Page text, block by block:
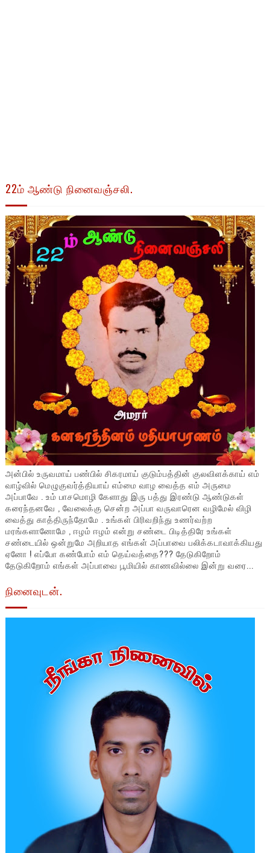
22ம் ஆண்டு நினைவஞ்சலி.
அன்பில் உருவமாய் பண்பில் சிகரமாய் குடும்பத்தின் குலவிளக்காய் எம்
வாழ்வில் மெழுகுவர்த்தியாய் எம்மை வாழ வைத்த எம் அருமை
அப்பாவே . உம் பாசமொழி கேளாது இரு பத்து இரண்டு ஆண்டுகள்
கரைந்தனவே , வேலைக்கு சென்ற அப்பா வருவாரென வழிமேல் விழி
வைத்து காத்திருந்தோமே . உங்கள் பிரிவறிந்து உணர்வற்ற
மரங்களானோமே , ஈழம் ஈழம் என்று சண்டை பிடித்திரே உங்கள்
சண்டையில் ஒன்றுமே அறியாத எங்கள் அப்பாவை பலிக்கடாவாக்கியது
ஏனோ ! எப்போ கண்போம் எம் தெய்வத்தை??? தேடுகிறோம்
தேடுகிறோம் எங்கள் அப்பாவை பூமியில் காணவில்லை இன்று வரை...
நினைவுடன்.